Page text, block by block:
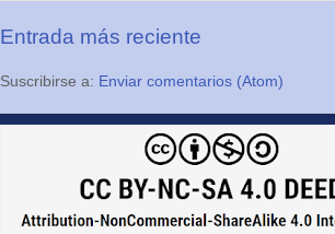
Entrada más reciente
Suscribirse a: Enviar comentarios (Atom)